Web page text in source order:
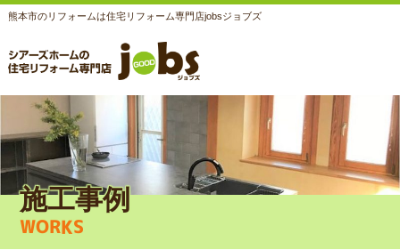
熊本市のリフォームは住宅リフォーム専門店jobsジョブズ
施工事例
WORKS